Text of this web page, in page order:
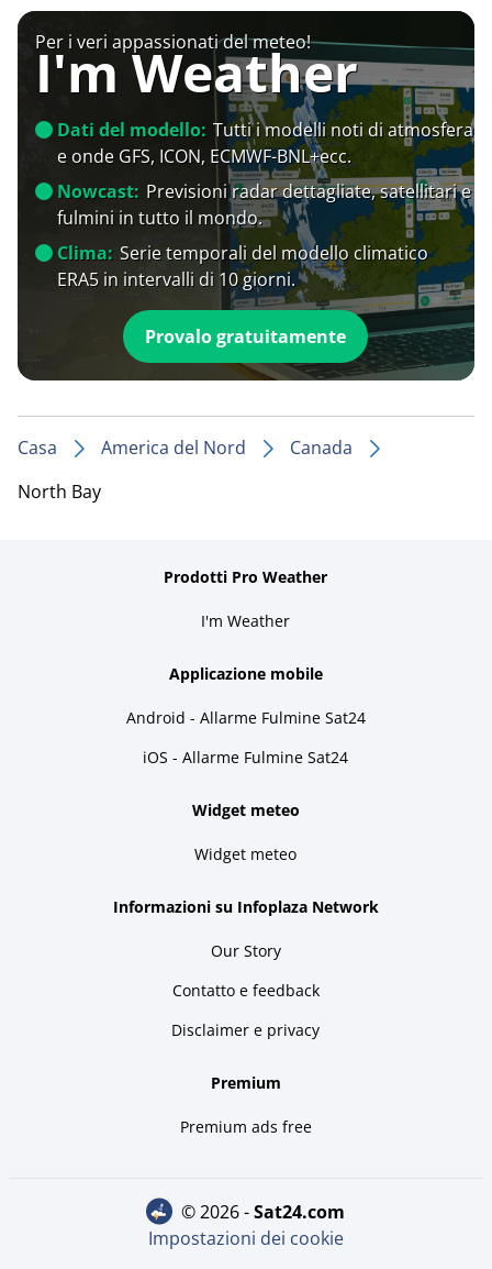
Per i veri appassionati del meteo!
I'm Weather
Dati del modello: Tutti i modelli noti di atmosfera
e onde GFS, ICON, ECMWF-BNL+ecc.
Nowcast: Previsioni radar dettagliate, satellitari e
fulmini in tutto il mondo.
Clima: Serie temporali del modello climatico
ERA5 in intervalli di 10 giorni.
Provalo gratuitamente
Casa America del Nord
Canada
North Bay
Prodotti Pro Weather
I'm Weather
Applicazione mobile
Android - Allarme Fulmine Sat24
iOS - Allarme Fulmine Sat24
Widget meteo
Widget meteo
Informazioni su Infoplaza Network
Our Story
Contatto e feedback
Disclaimer e privacy
Premium
Premium ads free
© 2026 - sat24.com
Impostazioni dei cookie